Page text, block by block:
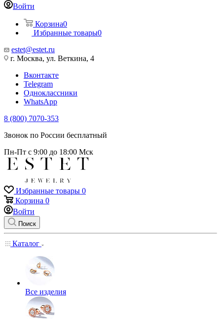
Войти
Корзина0
Избранные товары0
estet@estet.ru
г. Москва, ул. Веткина, 4
Вконтакте
Telegram
Одноклассники
WhatsApp
8 (800) 7070-353
Звонок по России бесплатный
Пн-Пт с 9:00 до 18:00 Мск
Избранные товары 0
Корзина 0
Войти
Поиск
Каталог
Все изделия